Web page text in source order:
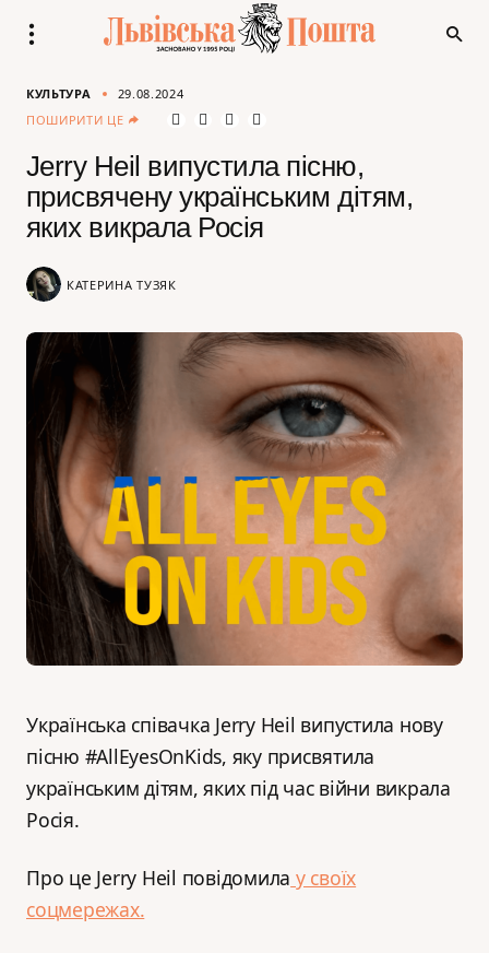
КУЛЬТУРА
29.08.2024
ПОШИРИТИ ЦЕ
Jerry Heil випустила пісню,
присвячену українським дітям,
яких викрала Росія
КАТЕРИНА ТУЗЯК
Українська співачка Jerry Heil випустила нову
пісню #AllEyesOnKids, яку присвятила
українським дітям, яких під час війни викрала
Росія.
Про це Jerry Heil повідомила у своїх
соцмережах.